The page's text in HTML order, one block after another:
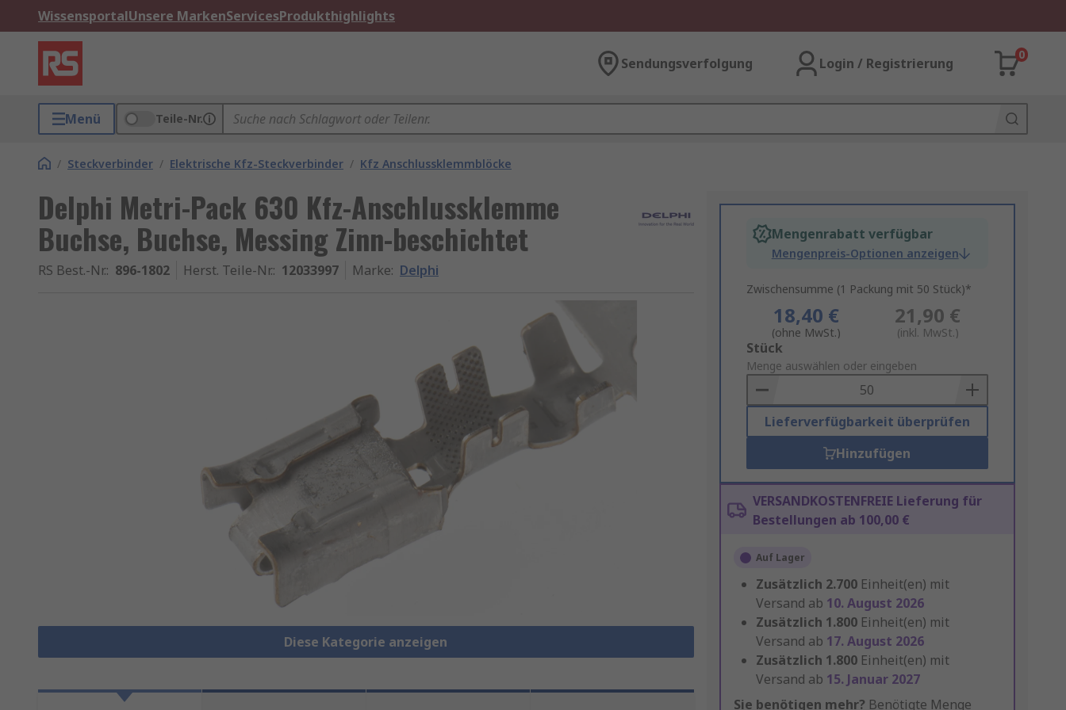
WissensportalUnsere MarkenServicesProdukthighlights
Sendungsverfolgung Login / Registrierung
0
Menü Teile-Nr.
/ Steckverbinder / Elektrische Kfz-Steckverbinder / Kfz Anschlussklemmblöcke
Delphi Metri-Pack 630 Kfz-Anschlussklemme
Buchse, Buchse, Messing Zinn-beschichtet
RS Best.-Nr.: 896-1802 Herst. Teile-Nr.: 12033997 Marke: Delphi
Diese Kategorie anzeigen
Mengenrabatt verfügbar
Mengenpreis-Optionen anzeigen
Zwischensumme (1 Packung mit 50 Stück)*
18,40 €
(ohne MwSt.)
21,90 €
(inkl. MwSt.)
Add
to
Basket
Stück
Menge auswählen oder eingeben
Lieferverfügbarkeit überprüfen
Hinzufügen
VERSANDKOSTENFREIE Lieferung für
Bestellungen ab 100,00 €
Auf Lager
Zusätzlich 2.700 Einheit(en) mit
Versand ab 10. August 2026
Zusätzlich 1.800 Einheit(en) mit
Versand ab 17. August 2026
Zusätzlich 1.800 Einheit(en) mit
Versand ab 15. Januar 2027
Sie benötigen mehr? Benötigte Menge